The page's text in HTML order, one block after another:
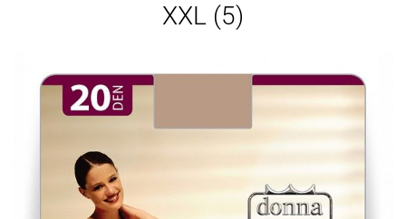
XXL (5)